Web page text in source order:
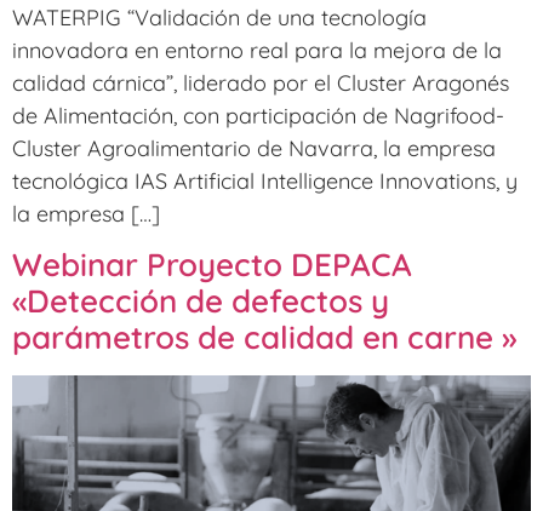
WATERPIG “Validación de una tecnología
innovadora en entorno real para la mejora de la
calidad cárnica”, liderado por el Cluster Aragonés
de Alimentación, con participación de Nagrifood-
Cluster Agroalimentario de Navarra, la empresa
tecnológica IAS Artificial Intelligence Innovations, y
la empresa […]
Webinar Proyecto DEPACA
«Detección de defectos y
parámetros de calidad en carne »